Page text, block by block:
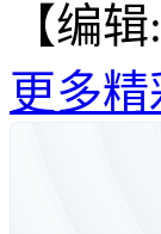
【编
更多